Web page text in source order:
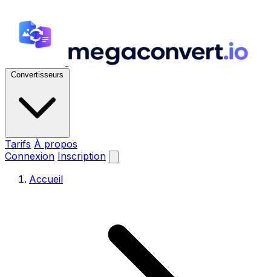
Convertisseurs
Tarifs À propos
Connexion Inscription
Accueil